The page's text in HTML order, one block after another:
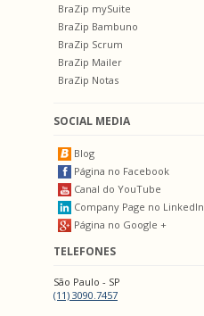
BraZip mySuite
BraZip Bambuno
BraZip Scrum
BraZip Mailer
BraZip Notas
SOCIAL MEDIA
Blog
Página no Facebook
Canal do YouTube
Company Page no LinkedIn
Página no Google +
TELEFONES
São Paulo - SP
(11) 3090.7457